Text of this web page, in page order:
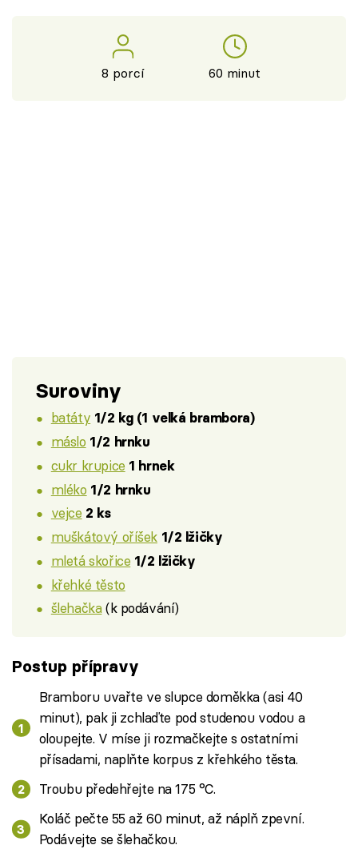
8 porcí 60 minut
Suroviny
batáty 1/2 kg (1 velká brambora)
máslo 1/2 hrnku
cukr krupice 1 hrnek
mléko 1/2 hrnku
vejce 2 ks
muškátový oříšek 1/2 lžičky
mletá skořice 1/2 lžičky
křehké těsto
šlehačka(k podávání)
Postup přípravy
Bramboru uvařte ve slupce doměkka (asi 40
minut), pak ji zchlaďte pod studenou vodou a
oloupejte. V míse ji rozmačkejte s ostatními
přísadami, naplňte korpus z křehkého těsta.
Troubu předehřejte na 175 °C.
Koláč pečte 55 až 60 minut, až náplň zpevní.
Podávejte se šlehačkou.